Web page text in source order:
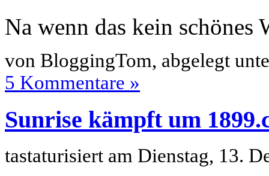
Na wenn das kein schönes
von BloggingTom, abgelegt
5 Kommentare »
Sunrise kämpft um
tastaturisiert am Dienstag, 13.